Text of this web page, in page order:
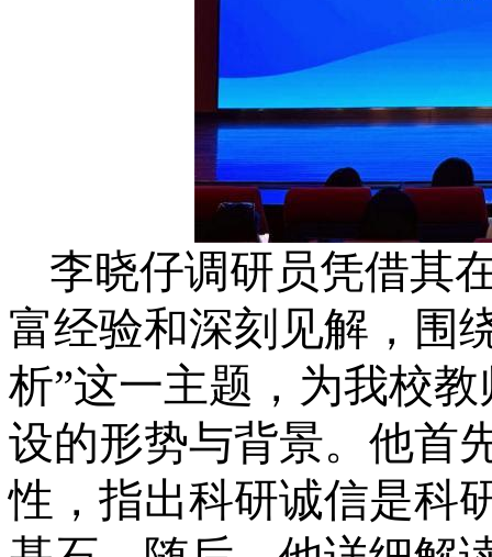
李晓仔调研员凭借其
富经验和深刻见解，围
析”这一主题，为我校
设的形势与背景。他首
性，指出科研诚信是科